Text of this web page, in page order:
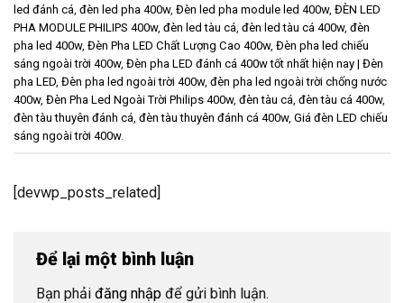
led đánh cá, đèn led pha 400w, Đèn led pha module led 400w, ĐÈN LED
PHA MODULE PHILIPS 400w, đèn led tàu cá, đèn led tàu cá 400w, đèn
pha led 400w, Đèn Pha LED Chất Lượng Cao 400w, Đèn pha led chiếu
sáng ngoài trời 400w, Đèn pha LED đánh cá 400w tốt nhất hiện nay | Đèn
pha LED, Đèn pha led ngoài trời 400w, đèn pha led ngoài trời chống nước
400w, Đèn Pha Led Ngoài Trời Philips 400w, đèn tàu cá, đèn tàu cá 400w,
đèn tàu thuyên đánh cá, đèn tàu thuyên đánh cá 400w, Giá đèn LED chiếu
sáng ngoài trời 400w.
[devwp_posts_related]
Để lại một bình luận
Bạn phải đăng nhập để gửi bình luận.